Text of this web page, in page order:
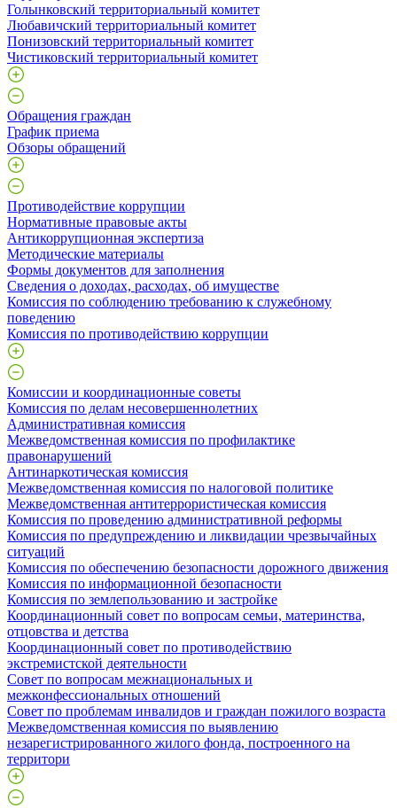
Голынковский территориальный комитет
Любавичский территориальный комитет
Понизовский территориальный комитет
Чистиковский территориальный комитет
Обращения граждан
График приема
Обзоры обращений
Противодействие коррупции
Нормативные правовые акты
Антикоррупционная экспертиза
Методические материалы
Формы документов для заполнения
Сведения о доходах, расходах, об имуществе
Комиссия по соблюдению требованию к служебному
поведению
Комиссия по противодействию коррупции
Комиссии и координационные советы
Комиссия по делам несовершеннолетних
Административная комиссия
Межведомственная комиссия по профилактике
правонарушений
Антинаркотическая комиссия
Межведомственная комиссия по налоговой политике
Межведомственная антитеррористическая комиссия
Комиссия по проведению административной реформы
Комиссия по предупреждению и ликвидации чрезвычайных
ситуаций
Комиссия по обеспечению безопасности дорожного движения
Комиссия по информационной безопасности
Комиссия по землепользованию и застройке
Координационный совет по вопросам семьи, материнства,
отцовства и детства
Координационный совет по противодействию
экстремистской деятельности
Совет по вопросам межнациональных и
межконфессиональных отношений
Совет по проблемам инвалидов и граждан пожилого возраста
Межведомственная комиссия по выявлению
незарегистрированного жилого фонда, построенного на
территори